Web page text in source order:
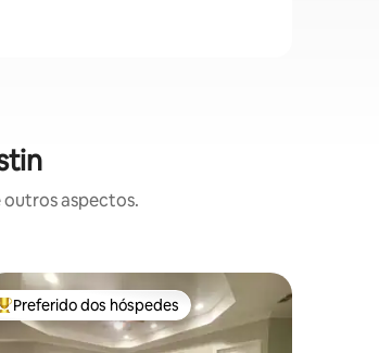
outros aspectos.
Entre os melhores preferidos dos hóspedes
Preferido dos hóspedes